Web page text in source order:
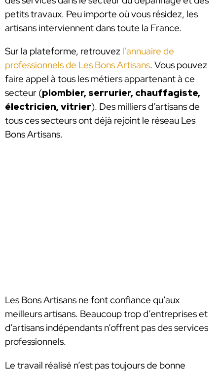
petits travaux. Peu importe où vous résidez, les
artisans interviennent dans toute la France.
Sur la plateforme, retrouvez l’annuaire de
professionnels de Les Bons Artisans. Vous pouvez
faire appel à tous les métiers appartenant à ce
secteur (plombier, serrurier, chauffagiste,
électricien, vitrier). Des milliers d’artisans de
tous ces secteurs ont déjà rejoint le réseau Les
Bons Artisans.
Les Bons Artisans ne font confiance qu’aux
meilleurs artisans. Beaucoup trop d’entreprises et
d’artisans indépendants n’offrent pas des services
professionnels.
Le travail réalisé n’est pas toujours de bonne